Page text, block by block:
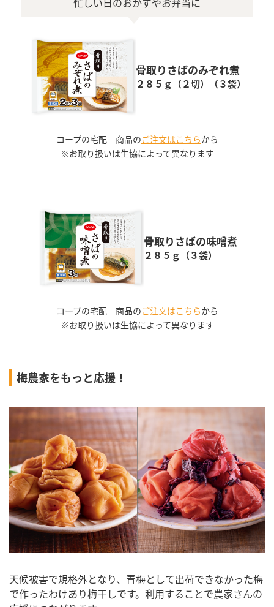
骨取りさばのみぞれ煮
２８５ｇ（２切）（３袋）
コープの宅配 商品のご注文はこちらから
※お取り扱いは生協によって異なります
骨取りさばの味噌煮
２８５ｇ（３袋）
コープの宅配 商品のご注文はこちらから
※お取り扱いは生協によって異なります
梅農家をもっと応援！
天候被害で規格外となり、青梅として出荷できなかった梅
で作ったわけあり梅干しです。利用することで農家さんの